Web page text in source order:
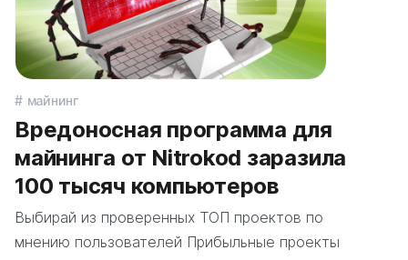
майнинг
Вредоносная программа для
майнинга от Nitrokod заразила
100 тысяч компьютеров
Выбирай из проверенных ТОП проектов по
мнению пользователей Прибыльные проекты